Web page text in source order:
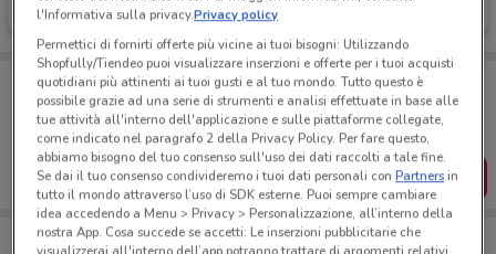
Scade il 19/08
Porta DoveConviene sempre con te!
Puoi trovare le migliori offerte dei negozi vicino a te,
salvarle e creare la tua lista del risparmio, comodamente
dal tuo cellulare.
SCARICA L’APP
l'Informativa sulla privacy.Privacy policy
Permettici di fornirti offerte più vicine ai tuoi bisogni: Utilizzando
Shopfully/Tiendeo puoi visualizzare inserzioni e offerte per i tuoi acquisti
quotidiani più attinenti ai tuoi gusti e al tuo mondo. Tutto questo è
possibile grazie ad una serie di strumenti e analisi effettuate in base alle
tue attività all'interno dell'applicazione e sulle piattaforme collegate,
come indicato nel paragrafo 2 della Privacy Policy. Per fare questo,
abbiamo bisogno del tuo consenso sull'uso dei dati raccolti a tale fine.
Se dai il tuo consenso condivideremo i tuoi dati personali conPartnersin
tutto il mondo attraverso l’uso di SDK esterne. Puoi sempre cambiare
idea accedendo a Menu > Privacy > Personalizzazione, all’interno della
nostra App. Cosa succede se accetti: Le inserzioni pubblicitarie che